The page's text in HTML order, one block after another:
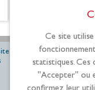
Recrutement
Ce site utilise
statistiques. Ces
"Accepter" ou